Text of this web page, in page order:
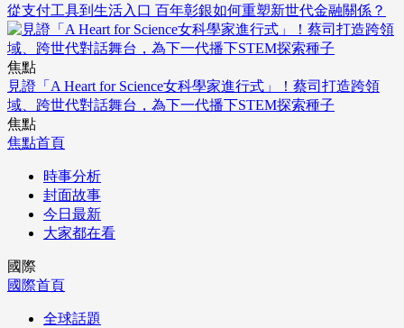
從支付工具到生活入口 百年彰銀如何重塑新世代金融關係？
焦點
見證「A Heart for Science女科學家進行式」！蔡司打造跨領
域、跨世代對話舞台，為下一代播下STEM探索種子
焦點
焦點首頁
時事分析
封面故事
今日最新
大家都在看
國際
國際首頁
全球話題